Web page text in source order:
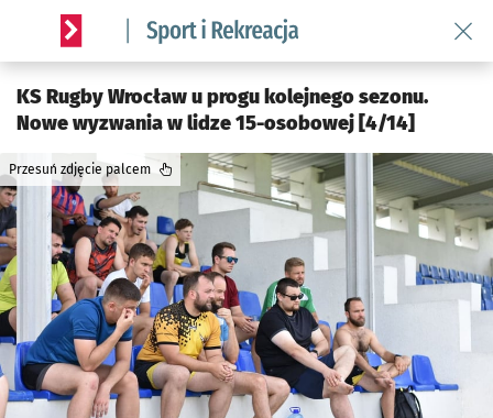
Serwis informacyjny wroclaw.pl podserwis: Sport i rekreacja
KS Rugby Wrocław u progu kolejnego sezonu.
Nowe wyzwania w lidze 15-osobowej [4/14]
Przesuń zdjęcie palcem